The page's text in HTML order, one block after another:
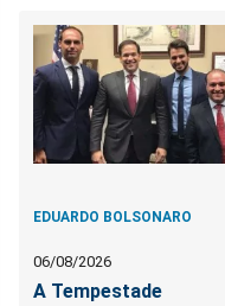
EDUARDO BOLSONARO
06/08/2026
A Tempestade